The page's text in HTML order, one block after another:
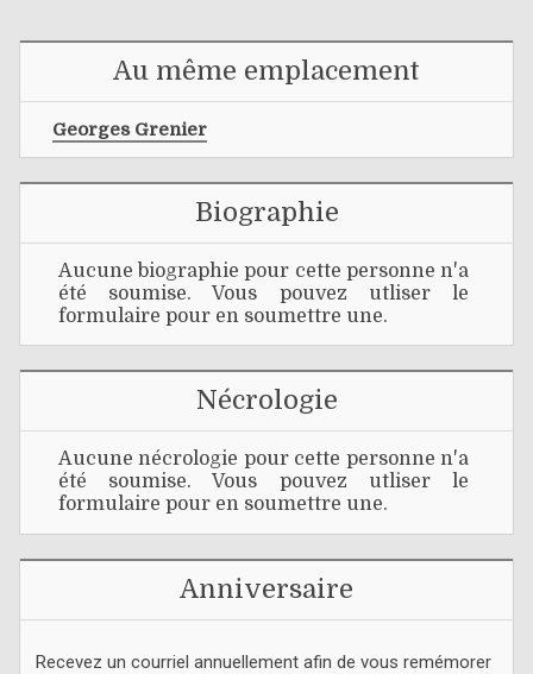
Au même emplacement
Georges Grenier
Biographie
Aucune biographie pour cette personne n'a
été soumise. Vous pouvez utliser le
formulaire pour en soumettre une.
Nécrologie
Aucune nécrologie pour cette personne n'a
été soumise. Vous pouvez utliser le
formulaire pour en soumettre une.
Anniversaire
Recevez un courriel annuellement afin de vous remémorer